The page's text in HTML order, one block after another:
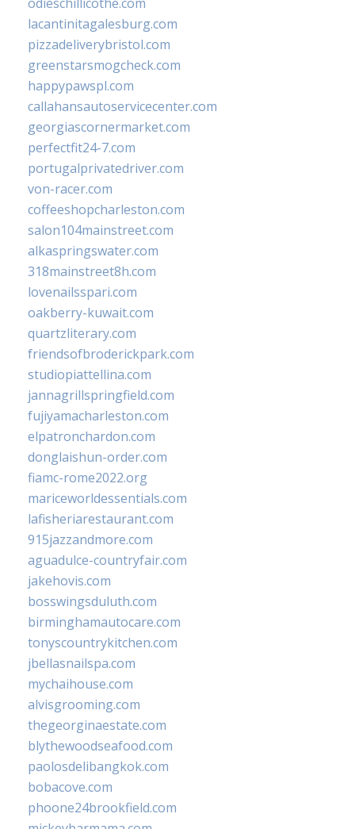
lacantinitagalesburg.com
pizzadeliverybristol.com
greenstarsmogcheck.com
happypawspl.com
callahansautoservicecenter.com
georgiascornermarket.com
perfectfit24-7.com
portugalprivatedriver.com
von-racer.com
coffeeshopcharleston.com
salon104mainstreet.com
alkaspringswater.com
318mainstreet8h.com
lovenailsspari.com
oakberry-kuwait.com
quartzliterary.com
friendsofbroderickpark.com
studiopiattellina.com
jannagrillspringfield.com
fujiyamacharleston.com
elpatronchardon.com
donglaishun-order.com
fiamc-rome2022.org
mariceworldessentials.com
lafisheriarestaurant.com
915jazzandmore.com
aguadulce-countryfair.com
jakehovis.com
bosswingsduluth.com
birminghamautocare.com
tonyscountrykitchen.com
jbellasnailspa.com
mychaihouse.com
alvisgrooming.com
thegeorginaestate.com
blythewoodseafood.com
paolosdelibangkok.com
bobacove.com
phoone24brookfield.com